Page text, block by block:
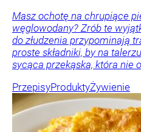
Masz ochotę na chrupiące
węglowodany? Zrób te
do złudzenia przypominają
proste składniki, by na
sycąca przekąska, która nie
PrzepisyProduktyŻywienie